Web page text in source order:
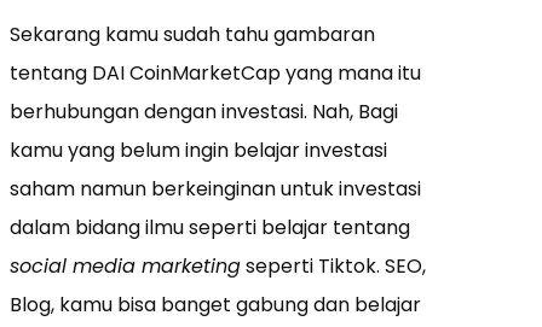
Sekarang kamu sudah tahu gambaran
tentang DAI CoinMarketCap yang mana itu
berhubungan dengan investasi. Nah, Bagi
kamu yang belum ingin belajar investasi
saham namun berkeinginan untuk investasi
dalam bidang ilmu seperti belajar tentang
social media marketingseperti Tiktok. SEO,
Blog, kamu bisa banget gabung dan belajar